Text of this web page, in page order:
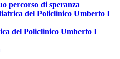
percorso di speranza
del Policlinico Umberto I
del Policlinico Umberto I